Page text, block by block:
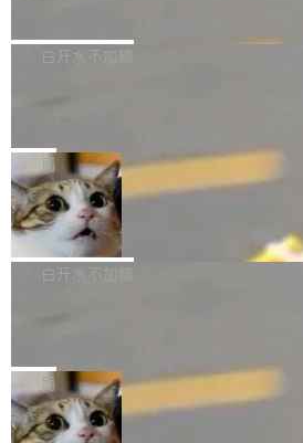
w 不要求标准普通话，方言识别覆盖粤语
容提供的字体时出现的几个问题 为避免音
质的最低采样率）的音频格式将被拒绝 修
SS 圆角虚线样式中可能存在的问题 如果
的图像元素不在同一个子树中，则它们将
联 加...
发布的 Release Notes，他利用 AI 工具
最强的若干项。对于尚未正式发版的 PG
通过拉取过去一年内（从 PG 18 Beta1
至今）的所有 commit，同样交由 AI 分析
经过人工复核，准确度令人满意。这一
社区爱好者提供了高效跟踪新版本的思路
白开水不加糖
维护工作一直与我的日常工作、家务、社
和休闲娱乐竞争时间。" 这是 libexpat 维
ebastian Pipping 写在博客里的话。8 月
他宣布了一个新消息：从 2026 年 8 月
他可以全职维护 libexpat 了，最长 6 个
库之一。你的操作系统、浏览器、无数的
施软件，很可能都在用它。而过去十年，
的人一直在用业余...
局
Firefox 153.0.3 发布
Firefox 153.0.3 现已发布，具体更新内
下： New Smart Window 包含多项增强
gi?id=2019042">Bug&nbsp;2019042</
i> <li>现在，助手可以直接使用 Exa 的网络搜索
结果回答问题，而无需将问题转交给搜索
白开水不加糖
的 npm 包。项目的核心论点是：容器不
ent 计算。真正适合的，是 Isolate。
工程师在这件事上没什么可谦虚的——他
局
OpenAI 公开邮件和聊天记录回应苹果